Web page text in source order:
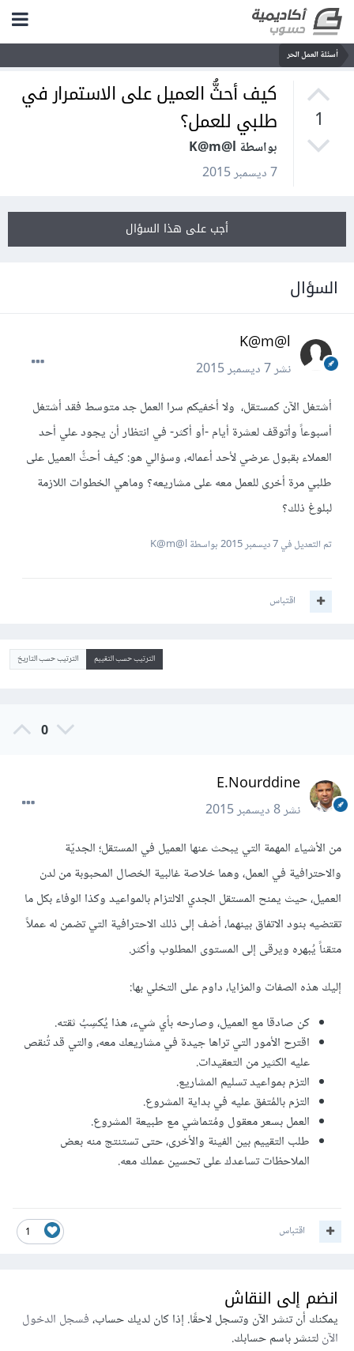
أسئلة العمل الحر
1
كيف أحثُّ العميل على الاستمرار في
طلبي للعمل؟
بواسطة K@m@l
7 ديسمبر 2015
أجب على هذا السؤال
السؤال
K@m@l
نشر7 ديسمبر 2015
أشتغل الآن كمستقل، ولا أخفيكم سرا العمل جد متوسط فقد أشتغل
أسبوعاً وأتوقف لعشرة أيام -أو أكثر- في انتظار أن يجود علي أحد
العملاء بقبول عرضي لأحد أعماله، وسؤالي هو: كيف أحثُّ العميل على
طلبي مرة أخرى للعمل معه على مشاريعه؟ وماهي الخطوات اللازمة
لبلوغ ذلك؟
تم التعديل في7 ديسمبر 2015 بواسطة K@m@l
اقتباس
الترتيب حسب التقييم الترتيب حسب التاريخ
0
E.Nourddine
نشر8 ديسمبر 2015
من الأشياء المهمة التي يبحث عنها العميل في المستقل؛ الجديّة
والاحترافية في العمل، وهما خلاصة غالبية الخصال المحبوبة من لدن
العميل، حيث يمنح المستقل الجدي الالتزام بالمواعيد وكذا الوفاء بكل ما
تقتضيه بنود الاتفاق بينهما، أضف إلى ذلك الاحترافية التي تضمن له عملاً
متقناً يُبهره ويرقى إلى المستوى المطلوب وأكثر.
إليك هذه الصفات والمزايا، داوم على التخلي بها:
كن صادقا مع العميل، وصارحه بأي شيء، هذا يُكسِبُ ثقته.
اقترح الأمور التي تراها جيدة في مشاريعك معه، والتي قد تُنقص
عليه الكثير من التعقيدات.
التزم بمواعيد تسليم المشاريع.
التزم بالمُتفق عليه في بداية المشروع.
العمل بسعر معقول ومُتماشي مع طبيعة المشروع.
طلب التقييم بين الفينة والأخرى، حتى تستنتج منه بعض
الملاحظات تساعدك على تحسين عملك معه.
1 اقتباس
انضم إلى النقاش
يمكنك أن تنشر الآن وتسجل لاحقًا. إذا كان لديك حساب،فسجل الدخول
الآنلتنشر باسم حسابك.